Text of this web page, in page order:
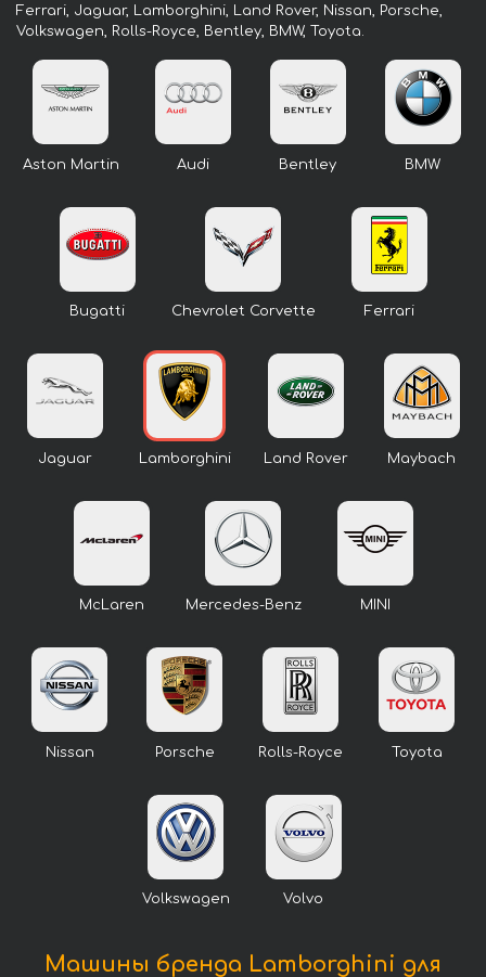
Ferrari, Jaguar, Lamborghini, Land Rover, Nissan, Porsche,
Volkswagen, Rolls-Royce, Bentley, BMW, Toyota.
Aston Martin Audi Bentley BMW
Bugatti Chevrolet Corvette Ferrari
Jaguar Lamborghini Land Rover Maybach
McLaren Mercedes-Benz MINI
Nissan Porsche Rolls-Royce Toyota
Volkswagen Volvo
Машины бренда Lamborghini для